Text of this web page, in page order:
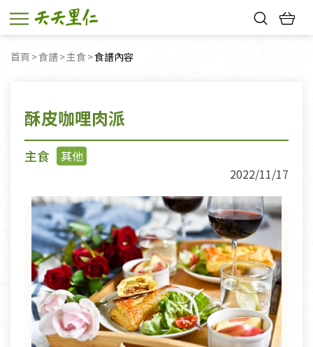
首頁 食譜 主食 目前頁面：
食譜內容
酥皮咖哩肉派
主食
其他
2022/11/17